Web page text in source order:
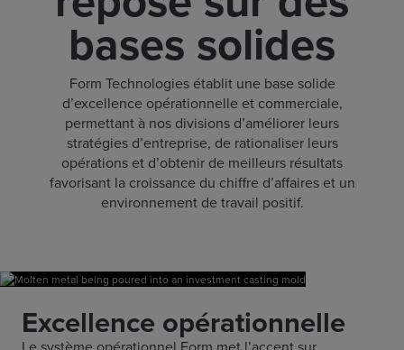
bases solides
Form Technologies établit une base solide
d’excellence opérationnelle et commerciale,
permettant à nos divisions d’améliorer leurs
stratégies d’entreprise, de rationaliser leurs
opérations et d’obtenir de meilleurs résultats
favorisant la croissance du chiffre d’affaires et un
environnement de travail positif.
Excellence opérationnelle